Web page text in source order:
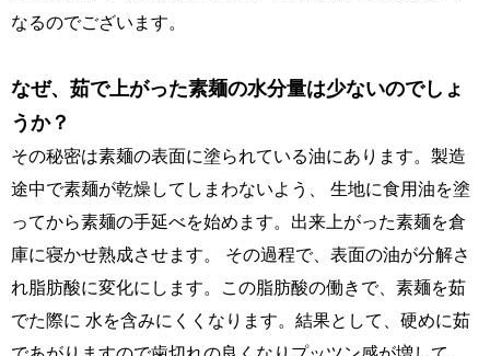
なるのでございます。
なぜ、茹で上がった素麺の水分量は少ないのでしょ
うか？
その秘密は素麺の表面に塗られている油にあります。製造
途中で素麺が乾燥してしまわないよう、 生地に食用油を塗
ってから素麺の手延べを始めます。出来上がった素麺を倉
庫に寝かせ熟成させます。 その過程で、表面の油が分解さ
れ脂肪酸に変化にします。この脂肪酸の働きで、素麺を茹
でた際に 水を含みにくくなります。結果として、硬めに茹